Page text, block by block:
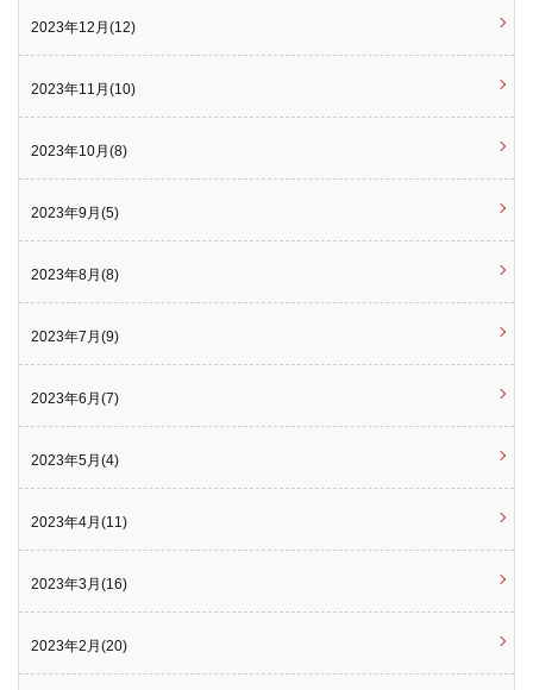
2023年12月(12)
2023年11月(10)
2023年10月(8)
2023年9月(5)
2023年8月(8)
2023年7月(9)
2023年6月(7)
2023年5月(4)
2023年4月(11)
2023年3月(16)
2023年2月(20)